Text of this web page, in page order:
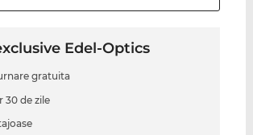
Edel-Optics
gratuita
30 de zile